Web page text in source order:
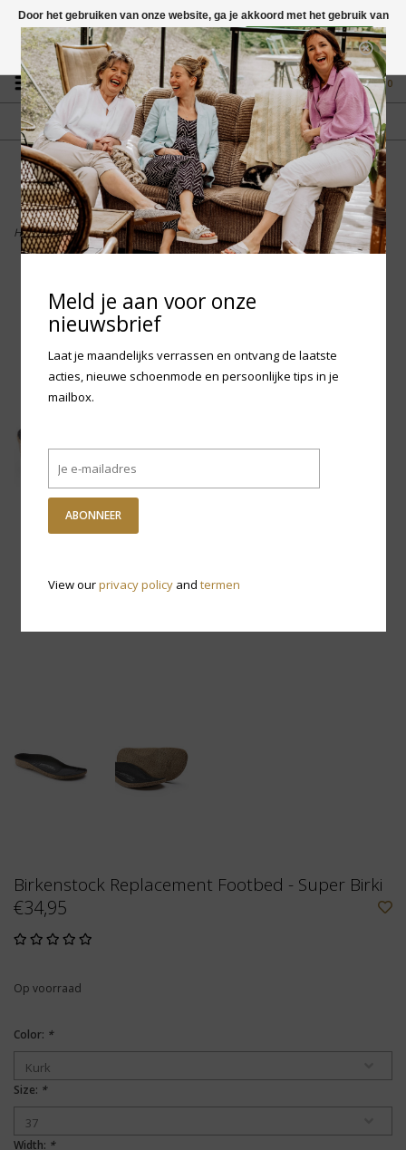
Vragen? App naar +31 58 250 1503
0
GRATIS VERZENDING NL
Vanaf € 75,-
FYSIEKE WINKEL
in Mantgum (frl)
fdad
Home>Birkenstock Replacement Footbed - Super Birki
Birkenstock Replacement Footbed - Super Birki
€34,95
Op voorraad
Color: *
Size: *
Width: *
Door het gebruiken van onze website, ga je akkoord met het gebruik van
cookies om onze website te verbeteren.
Dit bericht verbergen
Meer over cookies »
Meld je aan voor onze
nieuwsbrief
Laat je maandelijks verrassen en ontvang de laatste
acties, nieuwe schoenmode en persoonlijke tips in je
mailbox.
ABONNEER
View ourprivacy policyand termen